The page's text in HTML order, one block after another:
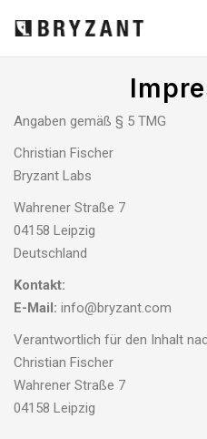
Angaben gemäß § 5 TMG
Christian Fischer
Bryzant Labs
Wahrener Straße 7
04158 Leipzig
Deutschland
Kontakt:
E-Mail: info@bryzant.com
Verantwortlich für den Inhalt
Christian Fischer
Wahrener Straße 7
04158 Leipzig